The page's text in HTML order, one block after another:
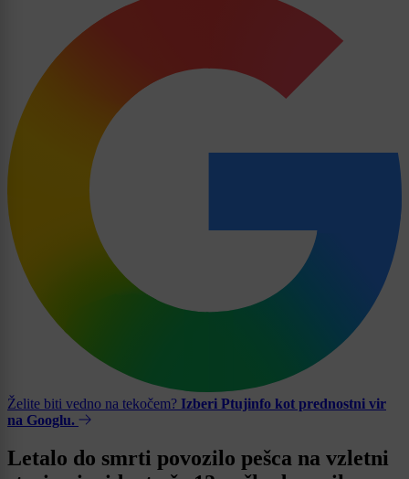
Želite biti vedno na tekočem? Izberi Ptujinfo kot prednostni vir
na Googlu.
Letalo do smrti povozilo pešca na vzletni